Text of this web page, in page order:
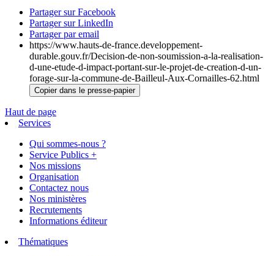
Partager sur Facebook
Partager sur LinkedIn
Partager par email
https://www.hauts-de-france.developpement-
durable.gouv.fr/Decision-de-non-soumission-a-la-realisation-
d-une-etude-d-impact-portant-sur-le-projet-de-creation-d-un-
forage-sur-la-commune-de-Bailleul-Aux-Cornailles-62.html
Copier dans le presse-papier
Haut de page
Services
Qui sommes-nous ?
Service Publics +
Nos missions
Organisation
Contactez nous
Nos ministères
Recrutements
Informations éditeur
Thématiques